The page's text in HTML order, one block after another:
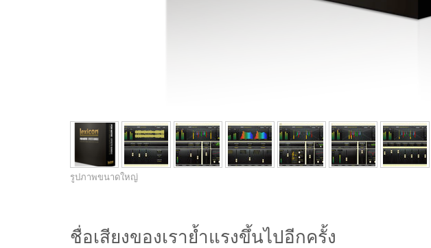
รูปภาพขนาดใหญ่
ชื่อเสียงของเราย้ำแรงขึ้นไปอีกครั้ง